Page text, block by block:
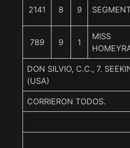
2141 8 9
789 9 1
MISS
DON SILVIO, C.C., 7.
(USA)
CORRIERON TODOS.